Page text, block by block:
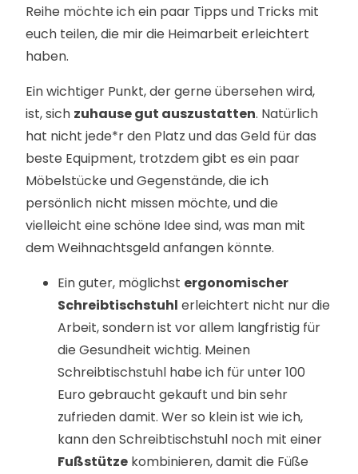
Reihe möchte ich ein paar Tipps und Tricks mit
euch teilen, die mir die Heimarbeit erleichtert
haben.
Ein wichtiger Punkt, der gerne übersehen wird,
ist, sich zuhause gut auszustatten. Natürlich
hat nicht jede*r den Platz und das Geld für das
beste Equipment, trotzdem gibt es ein paar
Möbelstücke und Gegenstände, die ich
persönlich nicht missen möchte, und die
vielleicht eine schöne Idee sind, was man mit
dem Weihnachtsgeld anfangen könnte.
Ein guter, möglichst ergonomischer
Schreibtischstuhl erleichtert nicht nur die
Arbeit, sondern ist vor allem langfristig für
die Gesundheit wichtig. Meinen
Schreibtischstuhl habe ich für unter 100
Euro gebraucht gekauft und bin sehr
zufrieden damit. Wer so klein ist wie ich,
kann den Schreibtischstuhl noch mit einer
Fußstütze kombinieren, damit die Füße